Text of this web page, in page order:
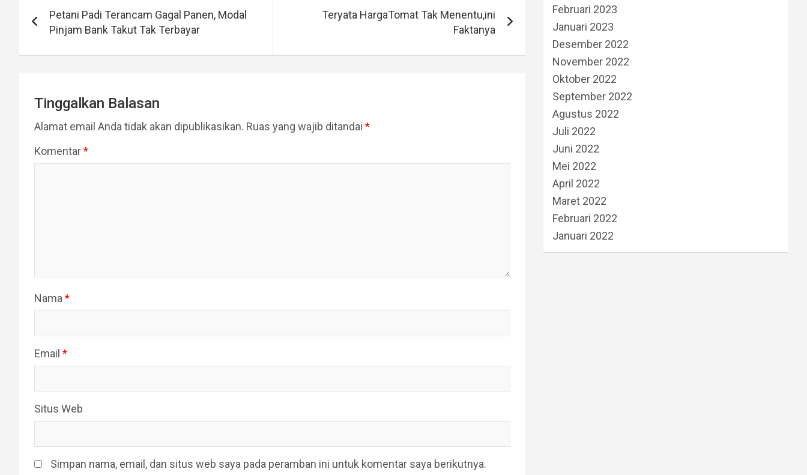
pos
Petani Padi Terancam Gagal Panen, Modal
Pinjam Bank Takut Tak Terbayar
Teryata HargaTomat Tak Menentu,ini
Faktanya
Tinggalkan Balasan
Alamat email Anda tidak akan dipublikasikan. Ruas yang wajib ditandai *
Komentar*
Nama *
Email *
Situs Web
Simpan nama, email, dan situs web saya pada peramban ini untuk komentar saya berikutnya.
Februari 2023
Januari 2023
Desember 2022
November 2022
Oktober 2022
September 2022
Agustus 2022
Juli 2022
Juni 2022
Mei 2022
April 2022
Maret 2022
Februari 2022
Januari 2022